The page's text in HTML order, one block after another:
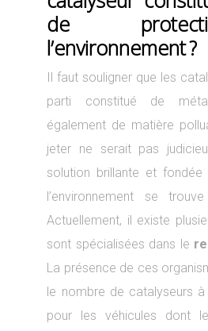
de
l’environnement ?
Il faut souligner que les
parti constitué de
également de matière
jeter ne serait pas
solution brillante et
l’environnement se
Actuellement, il existe
sont spécialisées dans le
La présence de ces
le nombre de catalyseurs
pour les véhicules dont